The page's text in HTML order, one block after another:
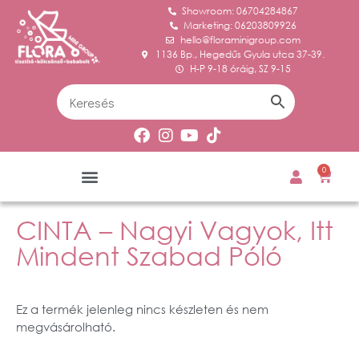
Showroom: 06704284867
Marketing: 06203809926
hello@floraminigroup.com
1136 Bp., Hegedűs Gyula utca 37-39.
H-P 9-18 óráig, SZ 9-15
0
CINTA – Nagyi Vagyok, Itt
Mindent Szabad Póló
Ez a termék jelenleg nincs készleten és nem
megvásárolható.